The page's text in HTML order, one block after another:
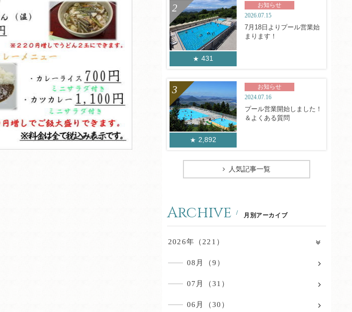
431
お知らせ
2026.07.15
7月18日よりプール営業始
まります！
2,892
お知らせ
2024.07.16
プール営業開始しました！
＆よくある質問
人気記事一覧
Archive 月別アーカイブ
2026年（221）
08月（9）
07月（31）
06月（30）